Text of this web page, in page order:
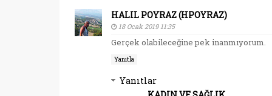
HALIL POYRAZ (HPOYRAZ)
18 Ocak 2019 11:35
Gerçek olabileceğine pek inanmıyorum.
Yanıtla
Yanıtlar